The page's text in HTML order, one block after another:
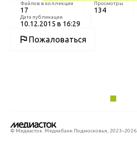
Файлов в коллекции
17
Просмотры
134
Дата публикации
10.12.2015 в 16:29
Пожаловаться
© Медиасток. Медиабанк Подмосковья, 2023–2026.